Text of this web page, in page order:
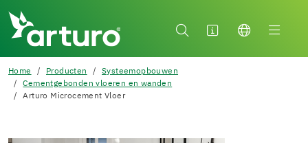
Home Producten
Systeemopbouwen
Cementgebonden vloeren en wanden
Arturo Microcement Vloer